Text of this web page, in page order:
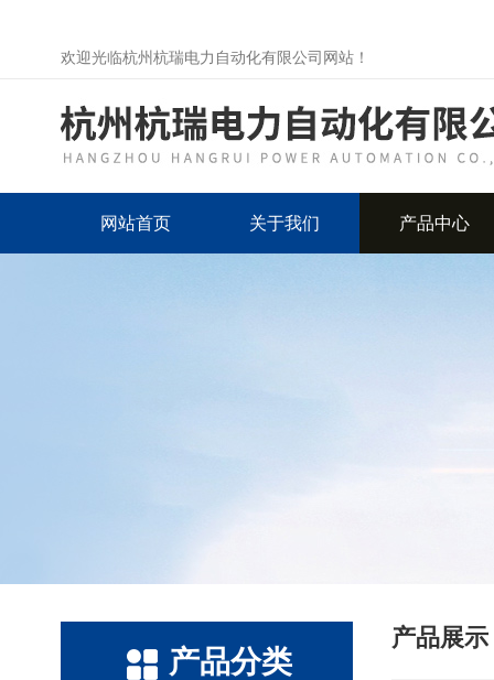
欢迎光临杭州杭瑞电力自动化有限公司网站！
网站首页 关于我们 产品中心
产品分类
产品展示